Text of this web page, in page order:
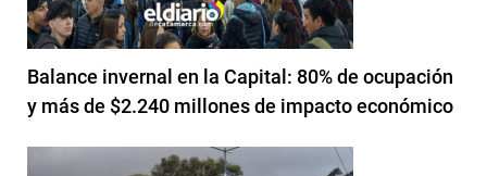
Balance invernal en la Capital: 80% de ocupación
y más de $2.240 millones de impacto económico